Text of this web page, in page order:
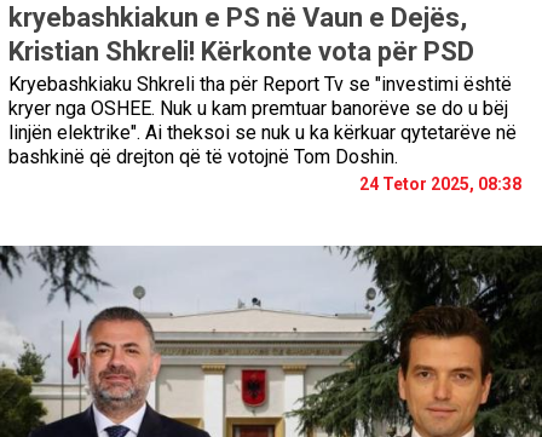
kryebashkiakun e PS në Vaun e Dejës,
Kristian Shkreli! Kërkonte vota për PSD
Kryebashkiaku Shkreli tha për Report Tv se "investimi është
kryer nga OSHEE. Nuk u kam premtuar banorëve se do u bëj
linjën elektrike". Ai theksoi se nuk u ka kërkuar qytetarëve në
bashkinë që drejton që të votojnë Tom Doshin.
24 Tetor 2025, 08:38